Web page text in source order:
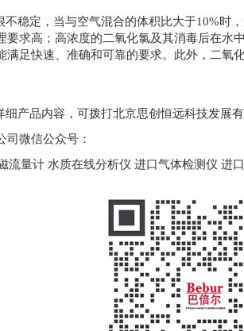
不稳定，当与空气混合的体积比大于10%时
要求高；高浓度的二氧化氯及其消毒后在水
满足快速、准确和可靠的要求。此外，二氧
细产品内容，可拨打北京思创恒远科技发展
司微信公众号：
流量计 水质在线分析仪 进口气体检测仪 进